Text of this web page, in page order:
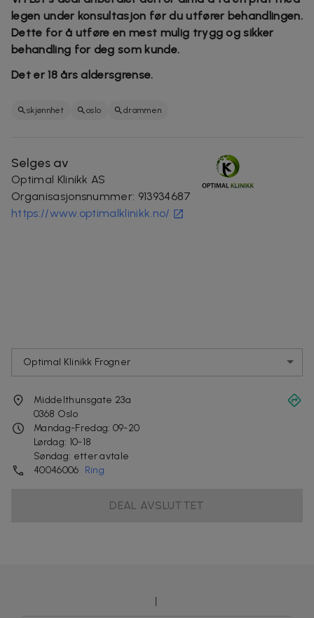
legen under konsultasjon før du utfører behandlingen.
Dette for å utføre en mest mulig trygg og sikker
behandling for deg som kunde.
Det er 18 års aldersgrense.
skjønnhet oslo drammen
Selges av
Optimal Klinikk AS
Organisasjonsnummer: 913934687
https://www.optimalklinikk.no/
Optimal Klinikk Frogner
Middelthunsgate 23a
0368 Oslo
Mandag-Fredag: 09-20
Lørdag: 10-18
Søndag: etter avtale
40046006 Ring
DEAL AVSLUTTET